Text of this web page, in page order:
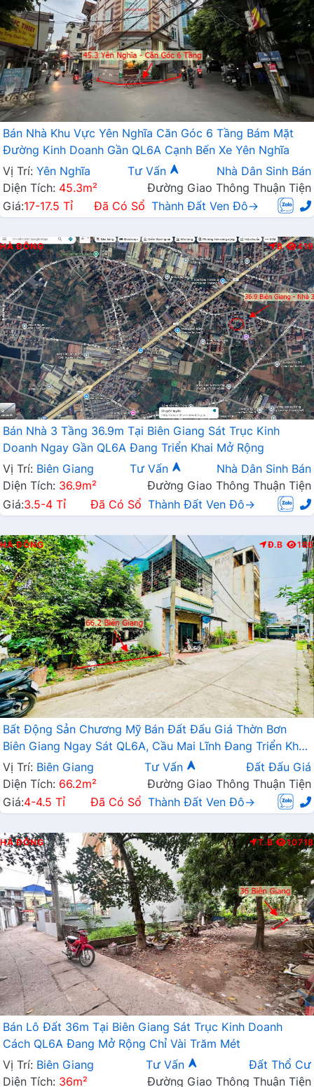
Bán Nhà Khu Vực Yên Nghĩa Căn Góc 6 Tầng Bám Mặt
Đường Kinh Doanh Gần QL6A Cạnh Bến Xe Yên Nghĩa
Vị Trí: Yên Nghĩa Tư Vấn
Nhà Dân Sinh Bán
Diện Tích: 45.3m²
Đường Giao Thông Thuận Tiện
Giá:17-17.5 Tỉ Đã Có Sổ Thành Đất Ven Đô→
HÀ ĐÔNG B 419
Bán Nhà 3 Tầng 36.9m Tại Biên Giang Sát Trục Kinh
Doanh Ngay Gần QL6A Đang Triển Khai Mở Rộng
Vị Trí: Biên Giang Tư Vấn
Nhà Dân Sinh Bán
Diện Tích: 36.9m²
Đường Giao Thông Thuận Tiện
Giá:3.5-4 Tỉ Đã Có Sổ Thành Đất Ven Đô→
HÀ ĐÔNG Đ.B 186
Bất Động Sản Chương Mỹ Bán Đất Đấu Giá Thờn Bơn
Biên Giang Ngay Sát QL6A, Cầu Mai Lĩnh Đang Triển Khai
Mở Rộng
Vị Trí: Biên Giang Tư Vấn
Đất Đấu Giá
Diện Tích: 66.2m²
Đường Giao Thông Thuận Tiện
Giá:4-4.5 Tỉ Đã Có Sổ Thành Đất Ven Đô→
HÀ ĐÔNG T.B 10718
Bán Lô Đất 36m Tại Biên Giang Sát Trục Kinh Doanh
Cách QL6A Đang Mở Rộng Chỉ Vài Trăm Mét
Vị Trí: Biên Giang Tư Vấn
Đất Thổ Cư
Diện Tích: 36m² Đường Giao Thông Thuận Tiện